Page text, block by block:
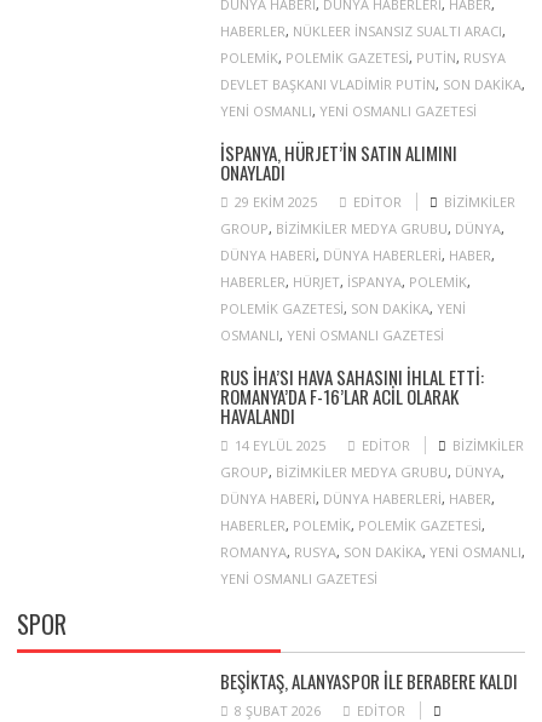
DÜNYA HABERI , DÜNYA HABERLERI , HABER,
HABERLER, NÜKLEER INSANSIZ SUALTI ARACI,
POLEMIK, POLEMIK GAZETESI, PUTIN, RUSYA
DEVLET BAŞKANI VLADIMIR PUTIN, SON DAKIKA,
YENI OSMANLI, YENI OSMANLI GAZETESI
İSPANYA, HÜRJET’IN SATIN ALIMINI
ONAYLADI
29 EKIM 2025 EDITOR
BIZIMKILER
GROUP, BIZIMKILER MEDYA GRUBU, DÜNYA,
DÜNYA HABERI, DÜNYA HABERLERI, HABER,
HABERLER, HÜRJET, ISPANYA, POLEMIK,
POLEMIK GAZETESI, SON DAKIKA, YENI
OSMANLI, YENI OSMANLI GAZETESI
RUS İHA’SI HAVA SAHASINI IHLAL ETTI:
ROMANYA’DA F-16’LAR ACIL OLARAK
HAVALANDI
14 EYLÜL 2025 EDITOR
BIZIMKILER
GROUP, BIZIMKILER MEDYA GRUBU, DÜNYA,
DÜNYA HABERI, DÜNYA HABERLERI, HABER,
HABERLER, POLEMIK, POLEMIK GAZETESI,
ROMANYA, RUSYA, SON DAKIKA, YENI OSMANLI,
YENI OSMANLI GAZETESI
SPOR
BEŞIKTAŞ, ALANYASPOR ILE BERABERE KALDI
8 ŞUBAT 2026
EDITOR